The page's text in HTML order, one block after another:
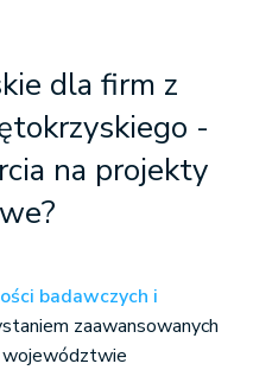
dla firm z
-
na projekty
badawczych i
zaawansowanych